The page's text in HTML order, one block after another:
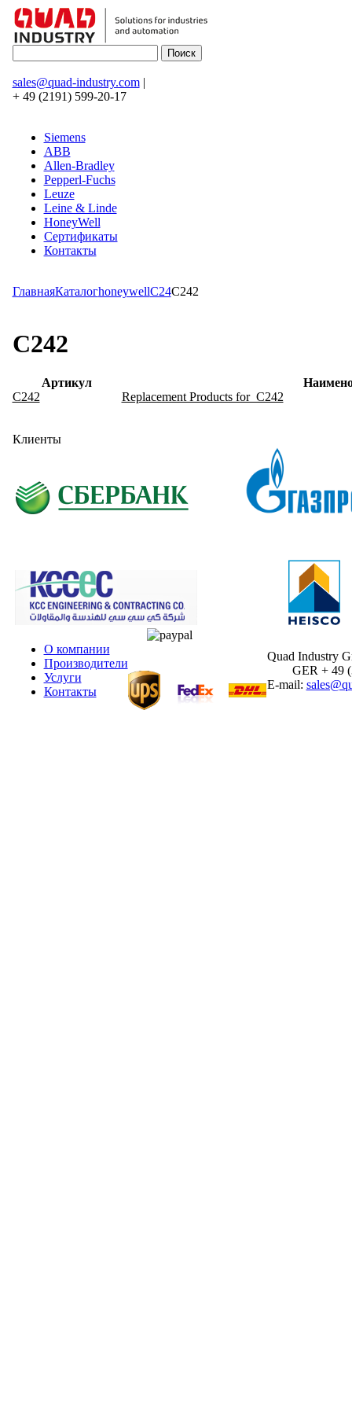
sales@quad-industry.com|
+ 49 (2191) 599-20-17
Siemens
ABB
Allen-Bradley
Pepperl-Fuchs
Leuze
Leine & Linde
HoneyWell
Сертификаты
Контакты
ГлавнаяКаталогhoneywellC24C242
C242
Артикул
C242
Replacement Products for C242
Клиенты
О компании
Производители
Услуги
Контакты
Quad Industry
GER + 49
E-mail: